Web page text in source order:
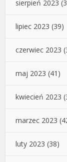
sierpień 2023
lipiec 2023 (39)
czerwiec 2023
maj 2023 (41)
kwiecień 2023
marzec 2023
luty 2023 (38)